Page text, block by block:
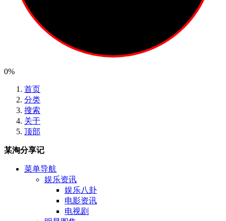
0%
首页
分类
搜索
关于
顶部
某淘分享记
菜单导航
娱乐资讯
娱乐八卦
电影资讯
电视剧